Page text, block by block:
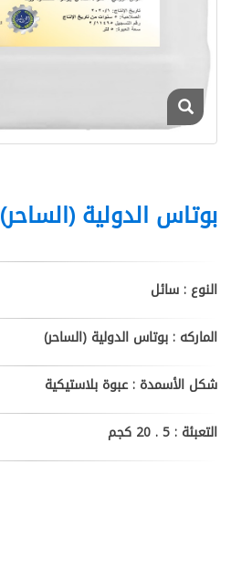
بوتاس الدولية (الساحر)
النوع : سائل
الماركه : بوتاس الدولية (الساحر)
شكل الأسمدة : عبوة بلاستيكية
التعبئة : 5 . 20 كجم